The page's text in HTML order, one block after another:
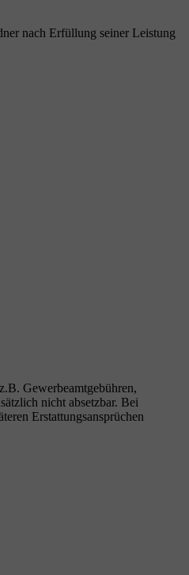
nach Erfüllung seiner Leistung
Gewerbeamtgebühren,
nicht absetzbar. Bei
Erstattungsansprüchen